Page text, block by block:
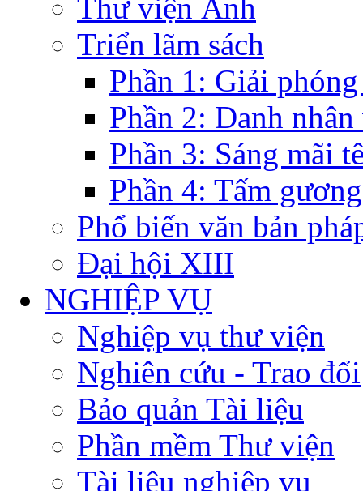
Thư viện Ảnh
Triển lãm sách
Phần 1: Giải
Phần 2: Danh nhân
Phần 3: Sáng mãi
Phần 4: Tấm
Phổ biến văn bản
Đại hội XIII
NGHIỆP VỤ
Nghiệp vụ thư viện
Nghiên cứu - Trao đổi
Bảo quản Tài liệu
Phần mềm Thư viện
Tài liệu nghiệp vụ